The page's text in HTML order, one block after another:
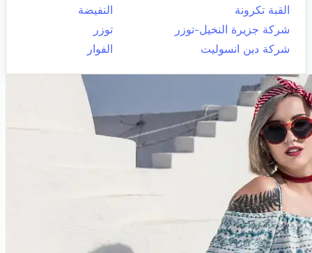
القبة تكرونة
النفيضة
شركة جزيرة النخيل-توزر
توزر
شركة دين انسوليت
الفوار